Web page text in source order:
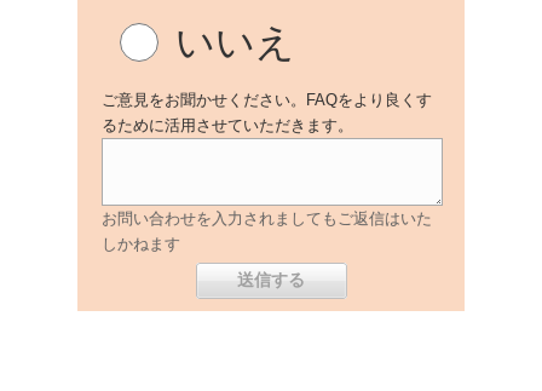
いいえ
ご意見をお聞かせください。FAQをより良くす
るために活用させていただきます。
お問い合わせを入力されましてもご返信はいた
しかねます